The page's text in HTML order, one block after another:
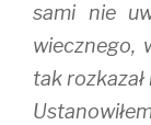
sami nie
wiecznego,
tak rozkazał